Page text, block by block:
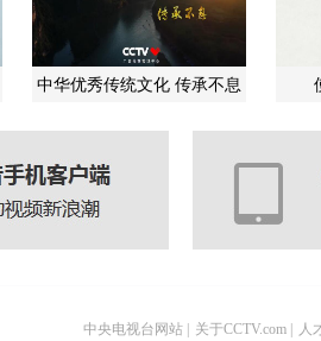
中华优秀传统文化 传承不息
中央电视台网站 关于CCTV.com 人